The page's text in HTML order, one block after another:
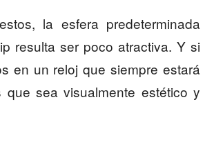
la esfera predeterminada
resulta ser poco atractiva. Y si
en un reloj que siempre estará
que sea visualmente estético y